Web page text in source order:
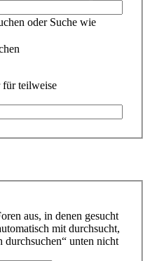
oder Suche wie
für teilweise
aus, in denen gesucht
mit durchsucht,
unten nicht